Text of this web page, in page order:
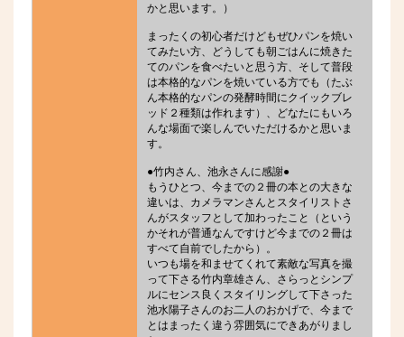
かと思います。）
まったくの初心者だけどもぜひパンを焼い
てみたい方、どうしても朝ごはんに焼きた
てのパンを食べたいと思う方、そして普段
は本格的なパンを焼いている方でも（たぶ
ん本格的なパンの発酵時間にクイックブレ
ッド２種類は作れます）、どなたにもいろ
んな場面で楽しんでいただけるかと思いま
す。
●竹内さん、池永さんに感謝●
もうひとつ、今までの２冊の本との大きな
違いは、カメラマンさんとスタイリストさ
んがスタッフとして加わったこと（という
かそれが普通なんですけど今までの２冊は
すべて自前でしたから）。
いつも場を和ませてくれて素敵な写真を撮
って下さる竹内章雄さん、さらっとシンプ
ルにセンス良くスタイリングして下さった
池水陽子さんのお二人のおかげで、今まで
とはまったく違う雰囲気にできあがりまし